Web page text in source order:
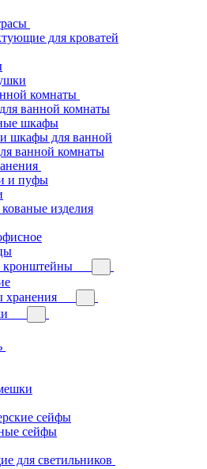
для кроватей
комнаты
ванной комнаты
шкафы
шкафы для ванной
ванной комнаты
и пуфы
изделия
хранения
сейфы
сейфы
для светильников